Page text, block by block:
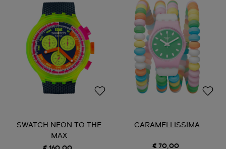
SWATCH NEON TO THE
MAX
CARAMELLISSIMA
€ 70,00